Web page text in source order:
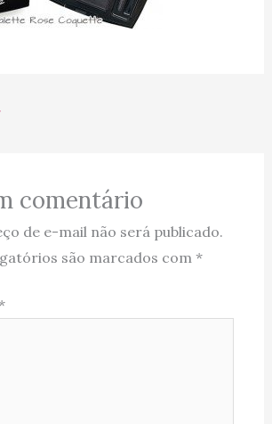
comentário
de e-mail não será publicado.
são marcados com *